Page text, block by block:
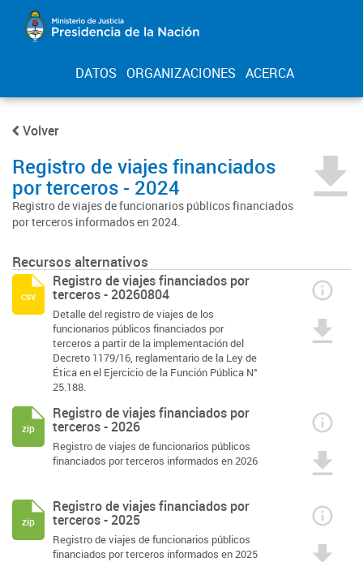
DATOS ORGANIZACIONES ACERCA
Volver
Registro de viajes financiados
por terceros - 2024
Registro de viajes de funcionarios públicos financiados
por terceros informados en 2024.
Recursos alternativos
Registro de viajes financiados por
terceros - 20260804
Detalle del registro de viajes de los
funcionarios públicos financiados por
terceros a partir de la implementación del
Decreto 1179/16, reglamentario de la Ley de
Ética en el Ejercicio de la Función Pública N°
25.188.
csv
Registro de viajes financiados por
terceros - 2026
Registro de viajes de funcionarios públicos
financiados por terceros informados en 2026
zip
Registro de viajes financiados por
terceros - 2025
Registro de viajes de funcionarios públicos
financiados por terceros informados en 2025
zip